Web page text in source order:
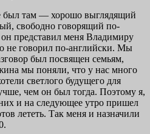
был там — хорошо выглядящий
свободно говорящий по-
представил меня Владимиру
не говорил по-английски. Мы
был посвящен семьям,
мы поняли, что у нас много
светлого будущего для
чем он был тогда. Поэтому я,
и на следующее утро пришел
лететь. Так меня и назначили